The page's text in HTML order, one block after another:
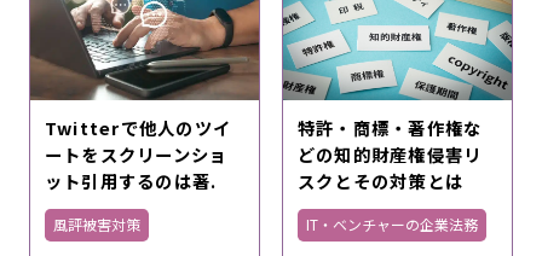
Twitterで他人のツイ
ートをスクリーンショ
ット引用するのは著.
風評被害対策
特許・商標・著作権な
どの知的財産権侵害リ
スクとその対策とは
IT・ベンチャーの企業法務